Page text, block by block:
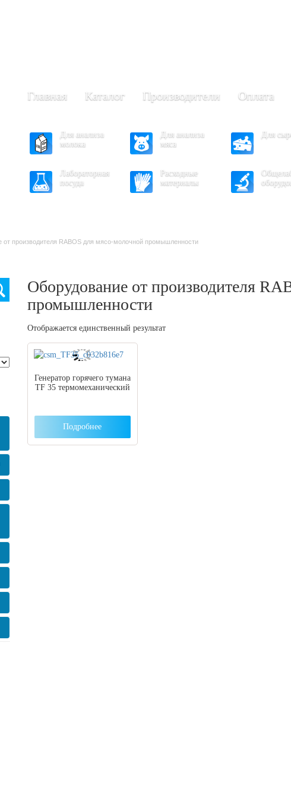
Главная Каталог Производители Оплата
Для анализа
молока
Для анализа
мяса
Для
Лабораторная
посуда
Расходные
материалы
от производителя RABOS для мясо-молочной промышленности
Оборудование от производителя
промышленности
Отображается единственный результат
Генератор горячего тумана
TF 35 термомеханический
Подробнее